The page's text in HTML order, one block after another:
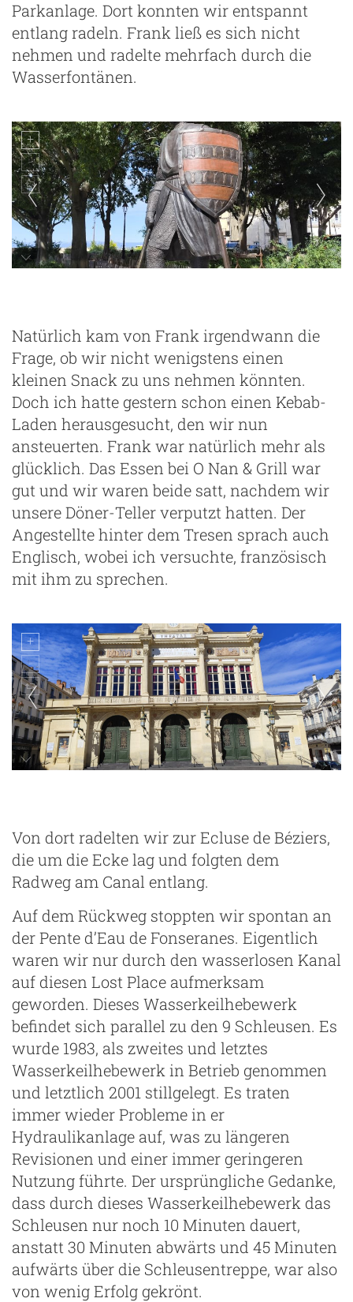
Parkanlage. Dort konnten wir entspannt
entlang radeln. Frank ließ es sich nicht
nehmen und radelte mehrfach durch die
Wasserfontänen.
Natürlich kam von Frank irgendwann die
Frage, ob wir nicht wenigstens einen
kleinen Snack zu uns nehmen könnten.
Doch ich hatte gestern schon einen Kebab-
Laden herausgesucht, den wir nun
ansteuerten. Frank war natürlich mehr als
glücklich. Das Essen bei O Nan & Grill war
gut und wir waren beide satt, nachdem wir
unsere Döner-Teller verputzt hatten. Der
Angestellte hinter dem Tresen sprach auch
Englisch, wobei ich versuchte, französisch
mit ihm zu sprechen.
Von dort radelten wir zur Ecluse de Béziers,
die um die Ecke lag und folgten dem
Radweg am Canal entlang.
Auf dem Rückweg stoppten wir spontan an
der Pente d’Eau de Fonseranes. Eigentlich
waren wir nur durch den wasserlosen Kanal
auf diesen Lost Place aufmerksam
geworden. Dieses Wasserkeilhebewerk
befindet sich parallel zu den 9 Schleusen. Es
wurde 1983, als zweites und letztes
Wasserkeilhebewerk in Betrieb genommen
und letztlich 2001 stillgelegt. Es traten
immer wieder Probleme in er
Hydraulikanlage auf, was zu längeren
Revisionen und einer immer geringeren
Nutzung führte. Der ursprüngliche Gedanke,
dass durch dieses Wasserkeilhebewerk das
Schleusen nur noch 10 Minuten dauert,
anstatt 30 Minuten abwärts und 45 Minuten
aufwärts über die Schleusentreppe, war also
von wenig Erfolg gekrönt.